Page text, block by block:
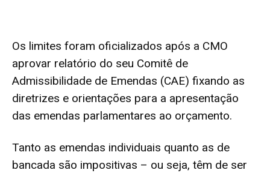
Os limites foram oficializados após a CMO
aprovar relatório do seu Comitê de
Admissibilidade de Emendas (CAE) fixando as
diretrizes e orientações para a apresentação
das emendas parlamentares ao orçamento.
Tanto as emendas individuais quanto as de
bancada são impositivas – ou seja, têm de ser